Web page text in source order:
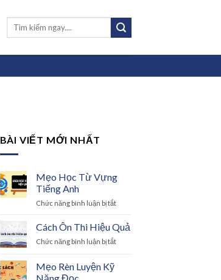
BÀI VIẾT MỚI NHẤT
Mẹo Học Từ Vựng
Tiếng Anh
Chức năng bình luận bị tắtở
Học
Từ
Vựng
Cách Ôn Thi Hiệu Quả
Chức năng bình luận bị tắtở
Mẹo Rèn Luyện Kỹ